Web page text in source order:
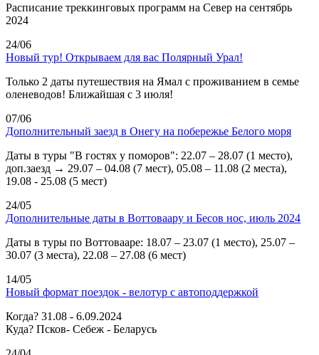
Расписание треккинговых программ на Север на сентябрь
2024
24/06
Новый тур! Открываем для вас Полярный Урал!
Только 2 даты путешествия на Ямал с проживанием в семье
оленеводов! Ближайшая с 3 июля!
07/06
Дополнительный заезд в Онегу на побережье Белого моря
Даты в туры "В гостях у поморов": 22.07 – 28.07 (1 место),
доп.заезд → 29.07 – 04.08 (7 мест), 05.08 – 11.08 (2 места),
19.08 - 25.08 (5 мест)
24/05
Дополнительные даты в Воттоваару и Бесов нос, июль 2024
Даты в туры по Воттовааре: 18.07 – 23.07 (1 место), 25.07 –
30.07 (3 места), 22.08 – 27.08 (6 мест)
14/05
Новый формат поездок - велотур с автоподдержкой
Когда? 31.08 - 6.09.2024
Куда? Псков- Себеж - Беларусь